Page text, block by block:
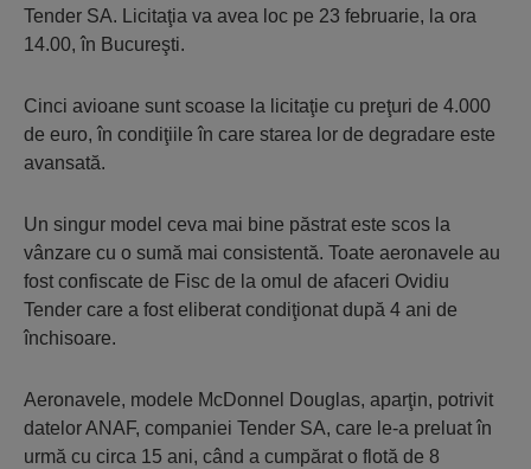
Tender SA. Licitaţia va avea loc pe 23 februarie, la ora
14.00, în Bucureşti.
Cinci avioane sunt scoase la licitaţie cu preţuri de 4.000
de euro, în condiţiile în care starea lor de degradare este
avansată.
Un singur model ceva mai bine păstrat este scos la
vânzare cu o sumă mai consistentă. Toate aeronavele au
fost confiscate de Fisc de la omul de afaceri Ovidiu
Tender care a fost eliberat condiţionat după 4 ani de
închisoare.
Aeronavele, modele McDonnel Douglas, aparţin, potrivit
datelor ANAF, companiei Tender SA, care le-a preluat în
urmă cu circa 15 ani, când a cumpărat o flotă de 8